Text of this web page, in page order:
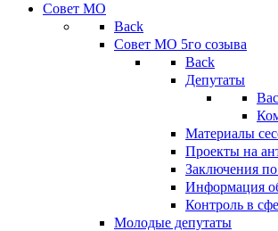
Совет МО
Back
Совет МО 5го созыва
Back
Депутаты
Материалы
Проекты на
Заключения
Информация
Контроль в
Молодые депутаты